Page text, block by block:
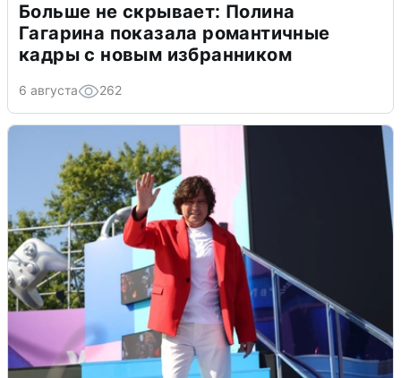
Больше не скрывает: Полина
Гагарина показала романтичные
кадры с новым избранником
6 августа 262